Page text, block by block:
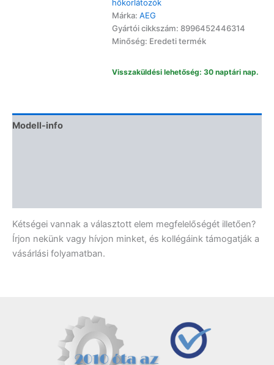
hőkorlátozók
Márka:AEG
Gyártói cikkszám: 8996452446314
Minőség: Eredeti termék
Visszaküldési lehetőség: 30 naptári nap.
Modell-info
Kétségei vannak a választott elem megfelelőségét illetően?
Írjon nekünk vagy hívjon minket, és kollégáink támogatják a
vásárlási folyamatban.